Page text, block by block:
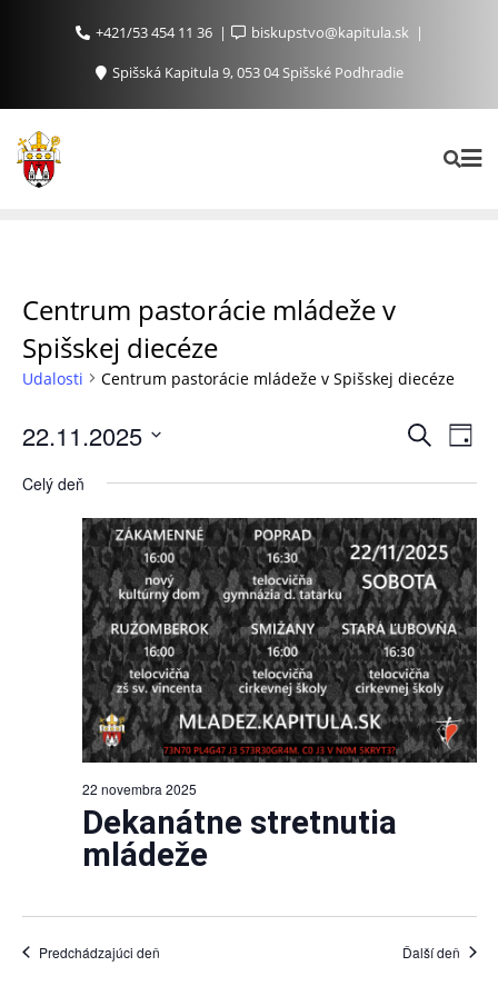
+421/53 454 11 36
biskupstvo@kapitula.sk
Spišská Kapitula 9, 053 04 Spišské Podhradie
Centrum pastorácie mládeže v
Spišskej diecéze
Udalosti Centrum pastorácie mládeže v Spišskej diecéze
Udalosti
and
Views
Vyhľadať
Day
22.11.2025
dátum.
Celý deň
22 novembra 2025
Dekanátne stretnutia
mládeže
Predchádzajúci deň Ďalší deň